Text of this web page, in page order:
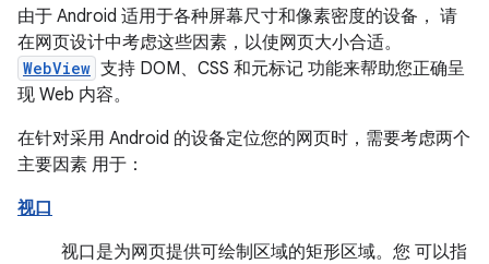
由于 Android 适用于各种屏幕尺寸和像素密度的设备， 请
在网页设计中考虑这些因素，以使网页大小合适。
WebView 支持 DOM、CSS 和元标记 功能来帮助您正确呈
现 Web 内容。
在针对采用 Android 的设备定位您的网页时，需要考虑两个
主要因素 用于：
视口
视口是为网页提供可绘制区域的矩形区域。您 可以指